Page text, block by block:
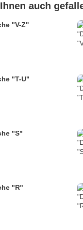
auch
"V-Z"
"T-U"
"S"
"R"